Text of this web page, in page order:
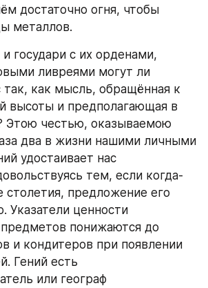
достаточно огня, чтобы
металлов.
государи с их орденами,
ливреями могут ли
так, как мысль, обращённая к
высоты и предполагающая в
Этою честью, оказываемою
два в жизни нашими личными
удостаивает нас
тем, если когда-
столетия, предложение его
Указатели ценности
понижаются до
и кондитеров при появлении
Гений есть
или географ